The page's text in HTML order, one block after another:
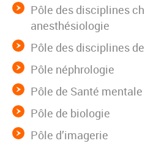
Pôle des disciplines
anesthésiologie
Pôle des disciplines
Pôle néphrologie
Pôle de Santé mentale
Pôle de biologie
Pôle d’imagerie